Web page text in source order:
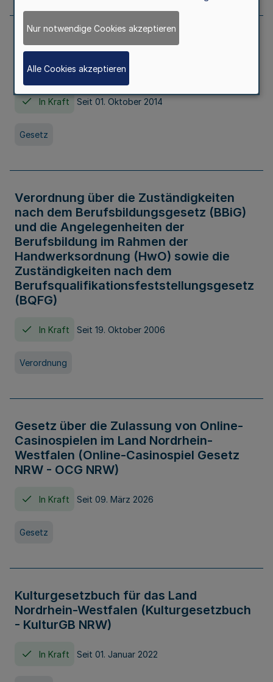
Gesetz über die Hochschulen des Landes
Nordrhein-Westfalen (Hochschulgesetz -
HG)
In Kraft Seit 01. Oktober 2014
Gesetz
Verordnung über die Zuständigkeiten
nach dem Berufsbildungsgesetz (BBiG)
und die Angelegenheiten der
Berufsbildung im Rahmen der
Handwerksordnung (HwO) sowie die
Zuständigkeiten nach dem
Berufsqualifikationsfeststellungsgesetz
(BQFG)
In Kraft Seit 19. Oktober 2006
Verordnung
Gesetz über die Zulassung von Online-
Casinospielen im Land Nordrhein-
Westfalen (Online-Casinospiel Gesetz
NRW - OCG NRW)
In Kraft Seit 09. März 2026
Gesetz
Kulturgesetzbuch für das Land
Nordrhein-Westfalen (Kulturgesetzbuch
- KulturGB NRW)
In Kraft Seit 01. Januar 2022
Nur notwendige Cookies akzeptieren
Alle Cookies akzeptieren